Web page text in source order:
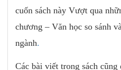
cuốn sách này Vượt qua
chương – Văn học so sánh
ngành.
Các bài viết trong sách cũng